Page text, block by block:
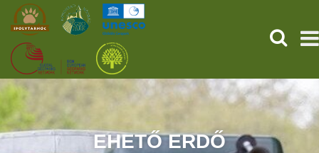
KEZDŐOLDAL
ŐSVILÁGI POMPEJIEHETŐ ERDŐ